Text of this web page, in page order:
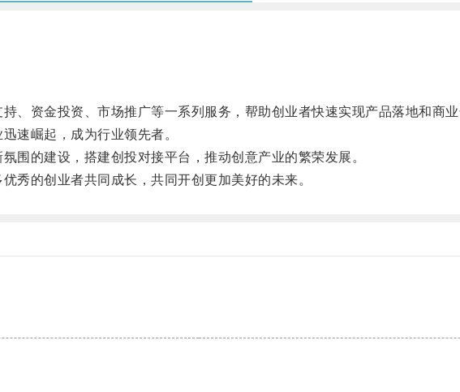
资金投资、市场推广等一系列服务，帮助创业者快速实现产品落地和商业
崛起，成为行业领先者。
的建设，搭建创投对接平台，推动创意产业的繁荣发展。
的创业者共同成长，共同开创更加美好的未来。